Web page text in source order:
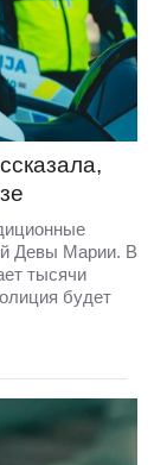
Девы Марии. В
тысячи
будет